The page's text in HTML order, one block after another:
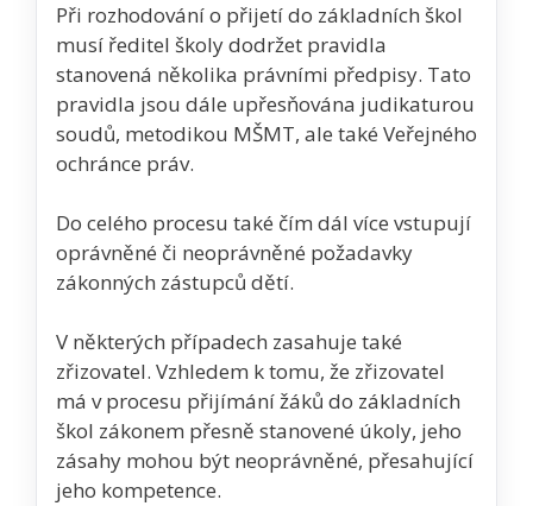
Při rozhodování o přijetí do základních škol
musí ředitel školy dodržet pravidla
stanovená několika právními předpisy. Tato
pravidla jsou dále upřesňována judikaturou
soudů, metodikou MŠMT, ale také Veřejného
ochránce práv.
Do celého procesu také čím dál více vstupují
oprávněné či neoprávněné požadavky
zákonných zástupců dětí.
V některých případech zasahuje také
zřizovatel. Vzhledem k tomu, že zřizovatel
má v procesu přijímání žáků do základních
škol zákonem přesně stanovené úkoly, jeho
zásahy mohou být neoprávněné, přesahující
jeho kompetence.